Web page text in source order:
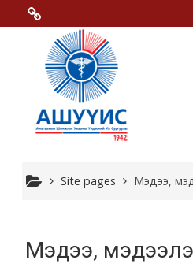
Skip to main content
Menu 2
Moodle
Moodle free
Moodle
Site pages Мэдээ,
Мэдээ,